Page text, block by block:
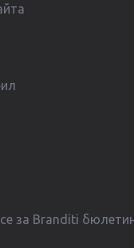
за Branditi